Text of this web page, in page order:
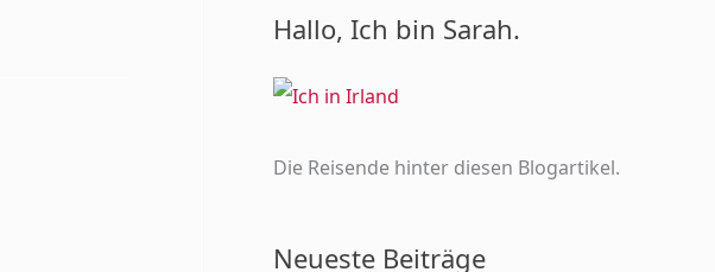
h
e
n
Hallo, Ich bin Sarah.
Die Reisende hinter diesen Blogartikel.
Neueste Beiträge